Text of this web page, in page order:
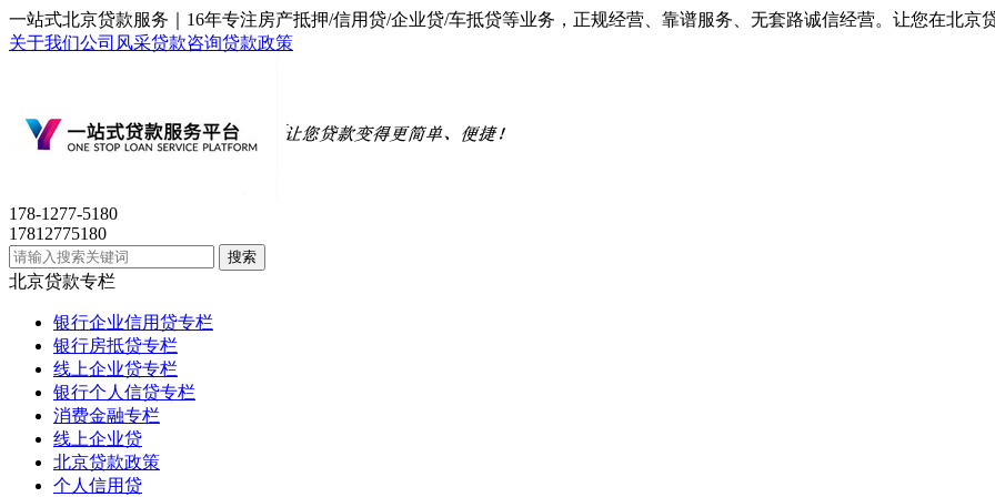
一站式北京贷款服务｜16年专注房产抵押/信用贷/企业贷/车抵贷等业务，正规经营、靠谱服务、无套路诚信经营。让您在北京
关于我们公司风采贷款咨询贷款政策
178-1277-5180
17812775180
北京贷款专栏
银行企业信用贷专栏
银行房抵贷专栏
线上企业贷专栏
银行个人信贷专栏
消费金融专栏
线上企业贷
北京贷款政策
个人信用贷